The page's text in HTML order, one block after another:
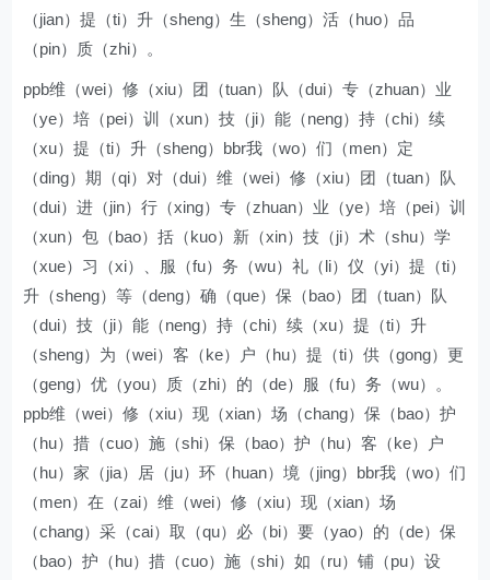
（jian）提（ti）升（sheng）生（sheng）活（huo）品
（pin）质（zhi）。
ppb维（wei）修（xiu）团（tuan）队（dui）专（zhuan）业
（ye）培（pei）训（xun）技（ji）能（neng）持（chi）续
（xu）提（ti）升（sheng）bbr我（wo）们（men）定
（ding）期（qi）对（dui）维（wei）修（xiu）团（tuan）队
（dui）进（jin）行（xing）专（zhuan）业（ye）培（pei）训
（xun）包（bao）括（kuo）新（xin）技（ji）术（shu）学
（xue）习（xi）、服（fu）务（wu）礼（li）仪（yi）提（ti）
升（sheng）等（deng）确（que）保（bao）团（tuan）队
（dui）技（ji）能（neng）持（chi）续（xu）提（ti）升
（sheng）为（wei）客（ke）户（hu）提（ti）供（gong）更
（geng）优（you）质（zhi）的（de）服（fu）务（wu）。
ppb维（wei）修（xiu）现（xian）场（chang）保（bao）护
（hu）措（cuo）施（shi）保（bao）护（hu）客（ke）户
（hu）家（jia）居（ju）环（huan）境（jing）bbr我（wo）们
（men）在（zai）维（wei）修（xiu）现（xian）场
（chang）采（cai）取（qu）必（bi）要（yao）的（de）保
（bao）护（hu）措（cuo）施（shi）如（ru）铺（pu）设